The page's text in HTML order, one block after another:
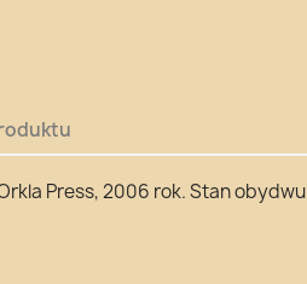
Press, 2006 rok. Stan obydwu